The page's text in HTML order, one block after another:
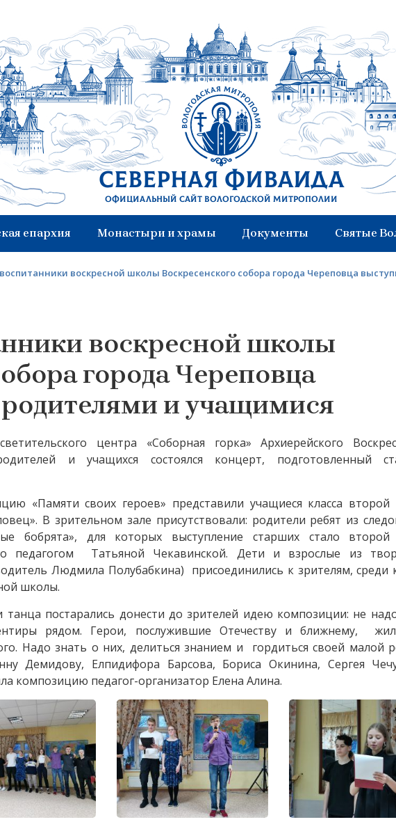
Северная Фиваида
Официальный сайт Вологодской митрополии
епархия Монастыри и храмы Документы Святые
воскресной школы Воскресенского собора города Череповца
воскресной школы
города Череповца
и учащимися
центра «Соборная горка» Архиерейского
и учащихся состоялся концерт, подготовленный
«Памяти своих героев» представили учащиеся класса второй
В зрительном зале присутствовали: родители ребят из
бобрята», для которых выступление старших стало второй
педагогом Татьяной Чекавинской. Дети и взрослые из
Людмила Полубабкина) присоединились к зрителям, среди
школы.
танца постарались донести до зрителей идею композиции: не
рядом. Герои, послужившие Отечеству и ближнему,
Надо знать о них, делиться знанием и гордиться своей малой
Демидову, Елпидифора Барсова, Бориса Окинина, Сергея
композицию педагог-организатор Елена Алина.